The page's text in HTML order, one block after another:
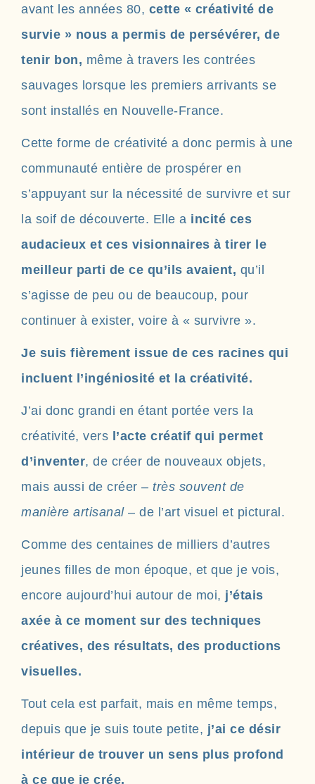
avant les années 80, cette « créativité de
survie » nous a permis de persévérer, de
tenir bon, même à travers les contrées
sauvages lorsque les premiers arrivants se
sont installés en Nouvelle-France.
Cette forme de créativité a donc permis à une
communauté entière de prospérer en
s’appuyant sur la nécessité de survivre et sur
la soif de découverte. Elle a incité ces
audacieux et ces visionnaires à tirer le
meilleur parti de ce qu’ils avaient, qu’il
s’agisse de peu ou de beaucoup, pour
continuer à exister, voire à « survivre ».
Je suis fièrement issue de ces racines qui
incluent l’ingéniosité et la créativité.
J’ai donc grandi en étant portée vers la
créativité, vers l’acte créatif qui permet
d’inventer, de créer de nouveaux objets,
mais aussi de créer – très souvent de
manière artisanal– de l’art visuel et pictural.
Comme des centaines de milliers d’autres
jeunes filles de mon époque, et que je vois,
encore aujourd’hui autour de moi, j’étais
axée à ce moment sur des techniques
créatives, des résultats, des productions
visuelles.
Tout cela est parfait, mais en même temps,
depuis que je suis toute petite, j’ai ce désir
intérieur de trouver un sens plus profond
à ce que je crée.